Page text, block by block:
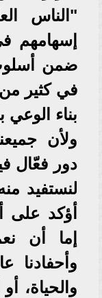
"الناس
إسهامهم
ضمن
في كثير من
بناء الوعي
ولأن
دور فعّال
لنستفيد
أؤكد على
إما أن
وأحفادنا
والحياة،